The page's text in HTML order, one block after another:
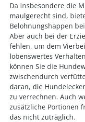
Da insbesondere die
maulgerecht sind,
Belohnungshappen
Aber auch bei der
fehlen, um dem
lobenswertes
können Sie die
zwischendurch
daran, die
zu verrechnen. Auch
zusätzliche Portionen
das nicht zuträglich.